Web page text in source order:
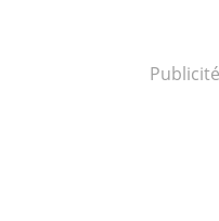
Publicité